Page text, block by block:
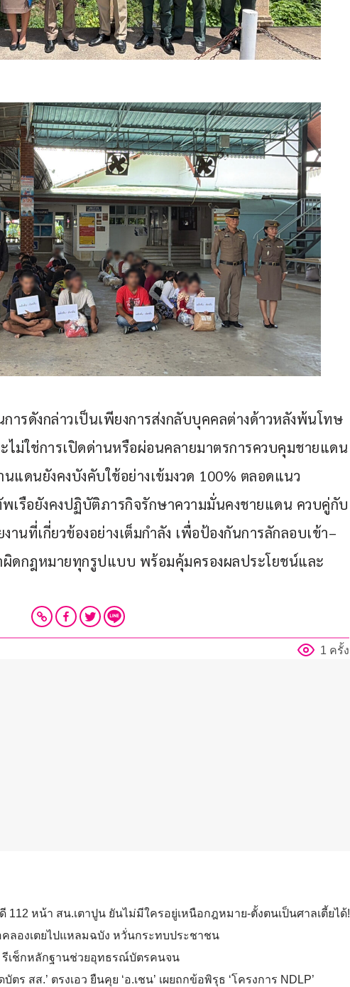
ารดังกล่าวเป็นเพียงการส่งกลับบุคคลต่างด้าวหลังพ้นโทษ
ไม่ใช่การเปิดด่านหรือผ่อนคลายมาตรการควบคุมชายแดน
แดนยังคงบังคับใช้อย่างเข้มงวด 100% ตลอดแนว
รือยังคงปฏิบัติภารกิจรักษาความมั่นคงชายแดน ควบคู่กับ
นที่เกี่ยวข้องอย่างเต็มกำลัง เพื่อป้องกันการลักลอบเข้า–
ผิดกฎหมายทุกรูปแบบ พร้อมคุ้มครองผลประโยชน์และ
1 ครั้ง
112 หน้า สน.เตาปูน ยันไม่มีใครอยู่เหนือกฎหมาย-ตั้งตนเป็นศาลเตี้ยได้!
คลองเตยไปแหลมฉบัง หวั่นกระทบประชาชน
รีเช็กหลักฐานช่วยอุทธรณ์บัตรคนจน
ตร สส.’ ตรงเอว ยืนคุย ‘อ.เชน’ เผยถกข้อพิรุธ ‘โครงการ NDLP’